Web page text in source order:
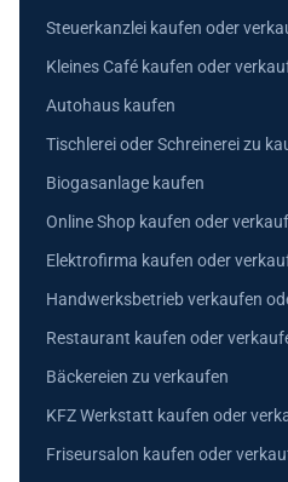
Steuerkanzlei kaufen oder
Kleines Café kaufen oder
Autohaus kaufen
Tischlerei oder Schreinerei zu
Biogasanlage kaufen
Online Shop kaufen oder
Elektrofirma kaufen oder
Handwerksbetrieb verkaufen
Restaurant kaufen oder
Bäckereien zu verkaufen
KFZ Werkstatt kaufen oder
Friseursalon kaufen oder